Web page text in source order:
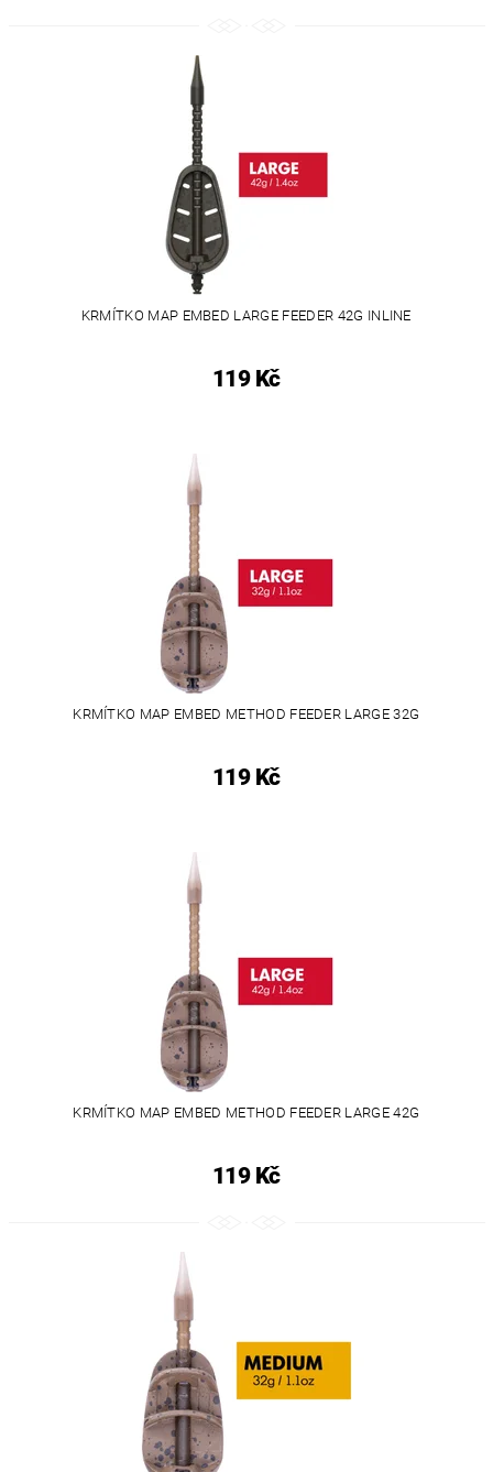
KRMÍTKO MAP EMBED LARGE FEEDER 42G INLINE
119 Kč
KRMÍTKO MAP EMBED METHOD FEEDER LARGE 32G
119 Kč
KRMÍTKO MAP EMBED METHOD FEEDER LARGE 42G
119 Kč